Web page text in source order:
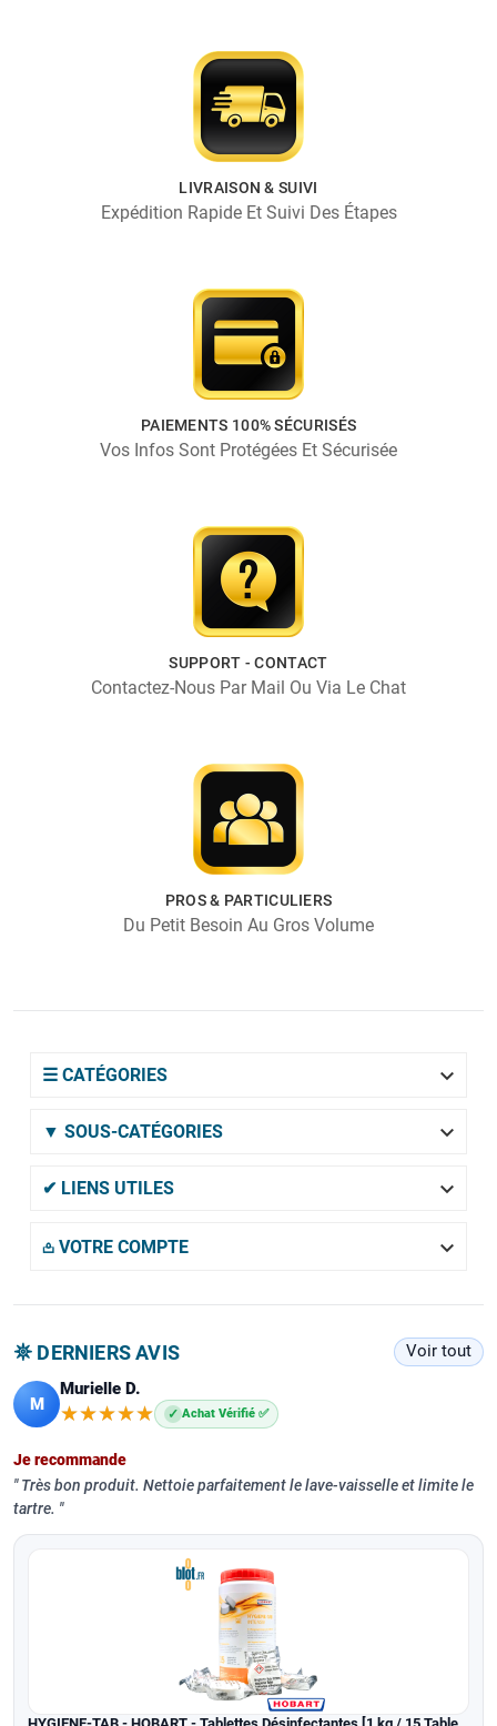
LIVRAISON & SUIVI
Expédition Rapide Et Suivi Des Étapes
PAIEMENTS 100% SÉCURISÉS
Vos Infos Sont Protégées Et Sécurisée
SUPPORT - CONTACT
Contactez-Nous Par Mail Ou Via Le Chat
PROS & PARTICULIERS
Du Petit Besoin Au Gros Volume
☰ CATÉGORIES 
▼ SOUS-CATÉGORIES 
✔ LIENS UTILES 
𖡌 VOTRE COMPTE 
𖤓 DERNIERS AVIS Voir tout
M
Murielle D.
★★★★★
★★★★★ ✓ Achat Vérifié ✅
Je recommande
Très bon produit. Nettoie parfaitement le lave-vaisselle et limite le
tartre.